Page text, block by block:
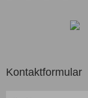
Kontaktformular